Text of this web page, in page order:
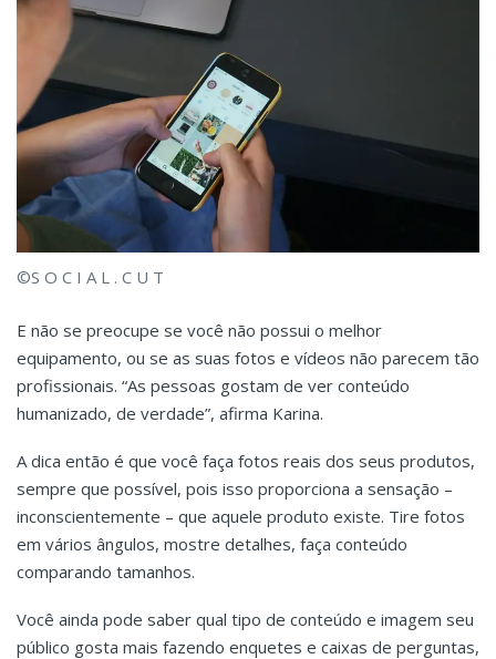
©S O C I A L . C U T
E não se preocupe se você não possui o melhor
equipamento, ou se as suas fotos e vídeos não parecem tão
profissionais. “As pessoas gostam de ver conteúdo
humanizado, de verdade”, afirma Karina.
A dica então é que você faça fotos reais dos seus produtos,
sempre que possível, pois isso proporciona a sensação –
inconscientemente – que aquele produto existe. Tire fotos
em vários ângulos, mostre detalhes, faça conteúdo
comparando tamanhos.
Você ainda pode saber qual tipo de conteúdo e imagem seu
público gosta mais fazendo enquetes e caixas de perguntas,